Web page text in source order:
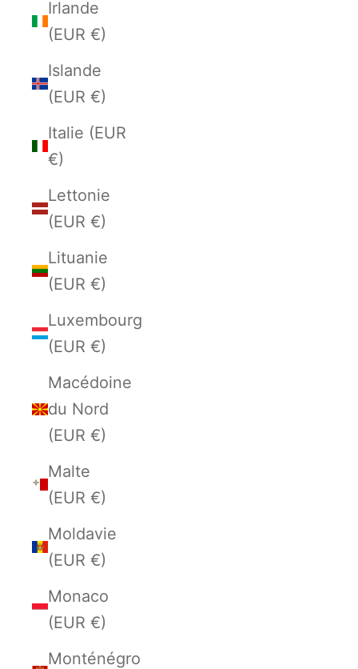
Irlande
(EUR €)
Islande
(EUR €)
Italie (EUR
€)
Lettonie
(EUR €)
Lituanie
(EUR €)
Luxembourg
(EUR €)
Macédoine
du Nord
(EUR €)
Malte
(EUR €)
Moldavie
(EUR €)
Monaco
(EUR €)
Monténégro